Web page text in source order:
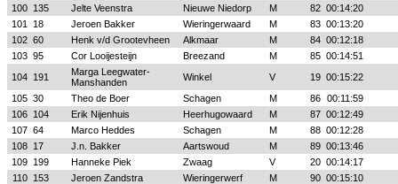
100 135 Jelte Veenstra Nieuwe Niedorp M 82 00:14:20
101
18 Jeroen Bakker Wieringerwaard M 83 00:13:20
102 60 Henk v/d Grootevheen Alkmaar M 84 00:12:18
103 95 Cor Looijesteijn Breezand M 85 00:14:51
104 191
Marga Leegwater-
Manshanden
Winkel V 19 00:15:22
105 30 Theo de Boer Schagen M 86 00:11:59
106 104 Erik Nijenhuis Heerhugowaard M 87 00:12:49
107 64 Marco Heddes Schagen M 88 00:12:28
108 17 J.n. Bakker Aartswoud M 89 00:13:46
109 199 Hanneke Piek Zwaag V 20 00:14:17
110 153 Jeroen Zandstra Wieringerwerf M 90 00:15:10